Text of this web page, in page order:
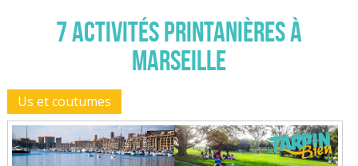
7 activités printanières à
Marseille
Us et coutumes